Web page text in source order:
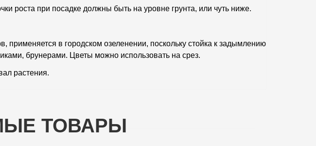
роста при посадке должны быть на уровне грунта, или чуть ниже.
в городском озеленении, поскольку стойка к задымлению
брунерами. Цветы можно использовать на срез.
растения.
ТОВАРЫ